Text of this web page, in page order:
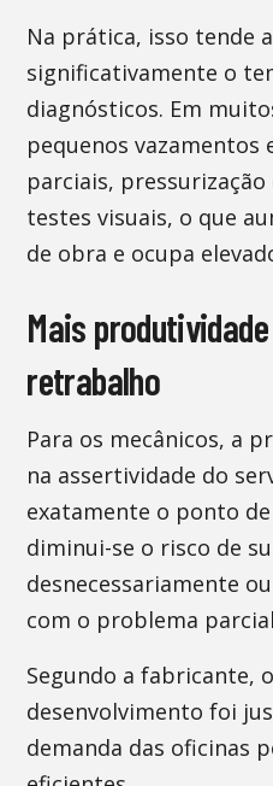
Na prática, isso tende
significativamente o
diagnósticos. Em
pequenos vazamentos
parciais,
testes visuais, o que
de obra e ocupa
Mais
retrabalho
Para os mecânicos, a
na assertividade do
exatamente o ponto
diminui-se o risco de
desnecessariamente
com o problema
Segundo a fabricante,
desenvolvimento foi
demanda das oficinas